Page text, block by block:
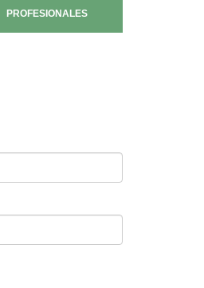
PROFESIONALES